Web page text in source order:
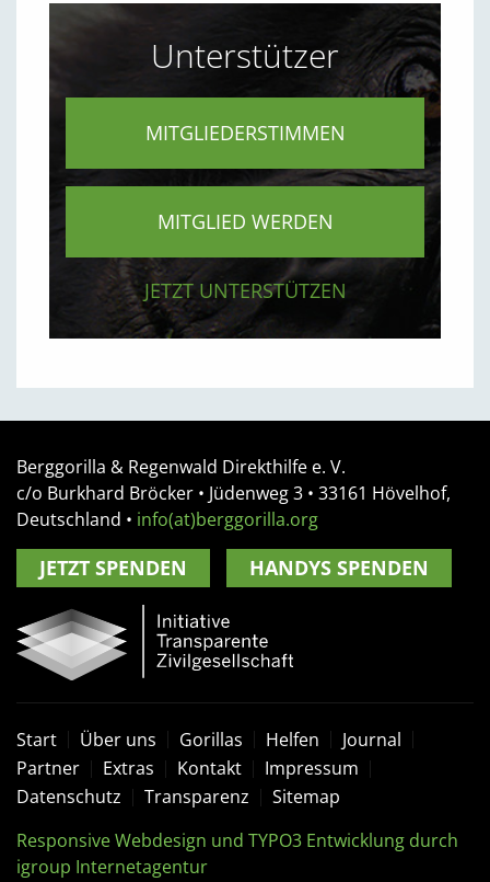
Unterstützer
MITGLIEDERSTIMMEN
MITGLIED WERDEN
JETZT UNTERSTÜTZEN
Berggorilla & Regenwald Direkthilfe e. V.
c/o Burkhard Bröcker • Jüdenweg 3 • 33161 Hövelhof,
Deutschland • info(at)berggorilla.org
JETZT SPENDEN HANDYS SPENDEN
Start Über uns Gorillas Helfen
Journal
Partner
Extras Kontakt
Impressum
Datenschutz
Transparenz
Sitemap
Responsive Webdesign und TYPO3 Entwicklung durch
igroup Internetagentur